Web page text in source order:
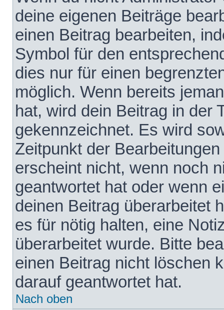
deine eigenen Beiträge
einen Beitrag bearbeiten,
Symbol für den
dies nur für einen
möglich. Wenn bereits
hat, wird dein Beitrag in der
gekennzeichnet. Es wird
Zeitpunkt der
erscheint nicht, wenn noch
geantwortet hat oder wenn
deinen Beitrag überarbeitet
es für nötig halten, eine
überarbeitet wurde. Bitte
einen Beitrag nicht löschen
darauf geantwortet hat.
Nach oben